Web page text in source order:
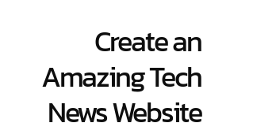
Create an
Amazing Tech
News Website